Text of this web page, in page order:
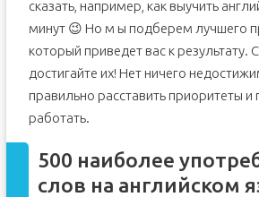
сказать, например, как выучить
минут 😉 Но м ы подберем лучшего
который приведет вас к результату.
достигайте их! Нет ничего
правильно расставить приоритеты и
работать.
500 наиболее
слов на английском